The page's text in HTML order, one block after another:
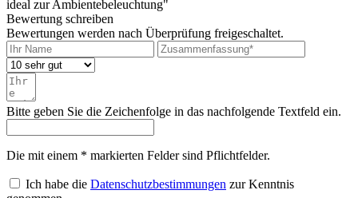
ideal zur Ambientebeleuchtung"
Bewertung schreiben
Bewertungen werden nach Überprüfung freigeschaltet.
Bitte geben Sie die Zeichenfolge in das nachfolgende Textfeld ein.
Die mit einem * markierten Felder sind Pflichtfelder.
Ich habe die Datenschutzbestimmungen zur Kenntnis